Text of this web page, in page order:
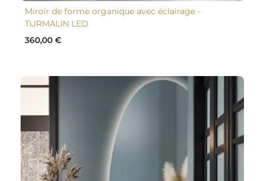
Miroir de forme organique avec éclairage -
TURMALIN LED
360,00 €